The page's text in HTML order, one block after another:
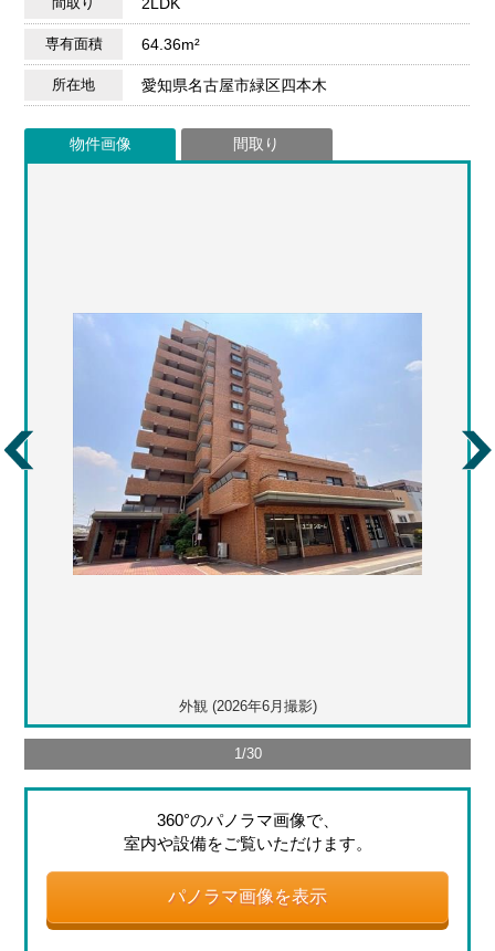
専有面積 64.36m²
所在地 愛知県名古屋市緑区四本木
物件画像 間取り
外観 (2026年6月撮影)
1 /30
360°のパノラマ画像で、
室内や設備をご覧いただけます。
パノラマ画像を表示